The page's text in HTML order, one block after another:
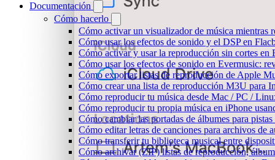
Documentación
Cómo hacerlo
Cómo activar un visualizador de música mientras
Cómo usar los efectos de sonido y el DSP en
Cómo activar y usar la reproducción sin cortes en
Cómo usar los efectos de sonido en Evermusic:
Cómo exportar listas de reproducción de Apple
Cómo crear una lista de reproducción M3U para
Cómo reproducir tu música desde Mac / PC /
Cómo reproducir tu propia música en iPhone
Cómo cambiar las portadas de álbumes para
Cómo editar letras de canciones para archivos de
Cómo transferir tu biblioteca musical entre
Cómo archivar (ZIP) listas de reproducción,